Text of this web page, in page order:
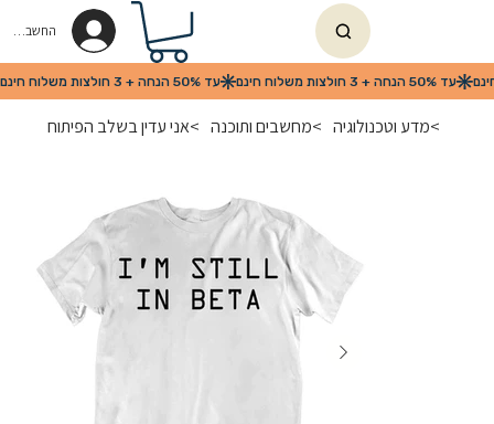
החשבון שלי
>מדע וטכנולוגיה >מחשבים ותוכנה >אני עדין בשלב הפיתוח